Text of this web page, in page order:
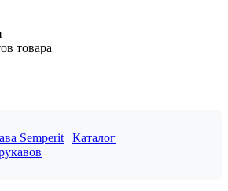
товара
Semperit | Каталог